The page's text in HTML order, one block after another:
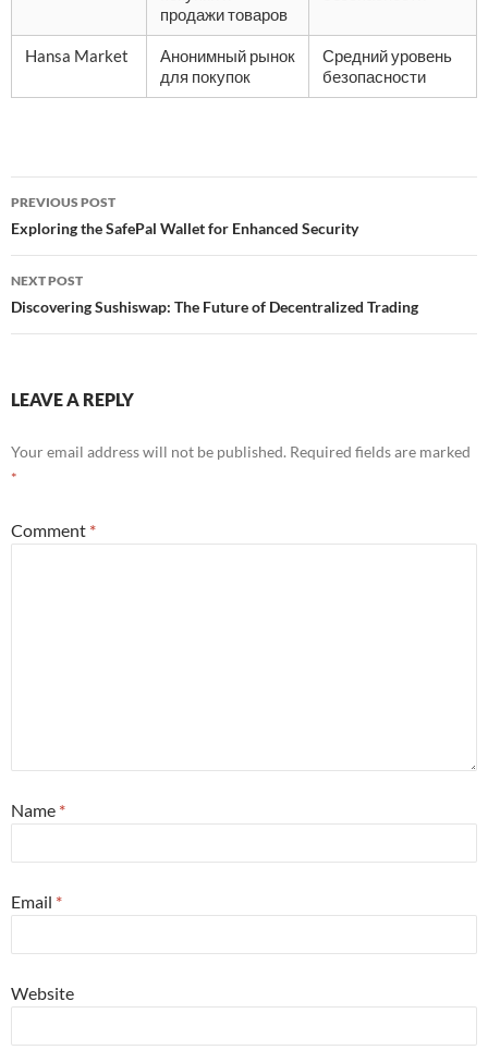
продажи товаров
Hansa Market
Анонимный рынок
для покупок
Средний уровень
безопасности
Post
navigation
PREVIOUS POST
Exploring the SafePal Wallet for Enhanced Security
NEXT POST
Discovering Sushiswap: The Future of Decentralized Trading
LEAVE A REPLY
Your email address will not be published. Required fields are marked
*
Comment *
Name *
Email *
Website